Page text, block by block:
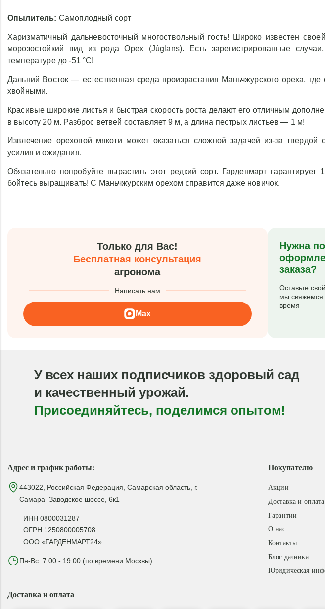
Опылитель: Самоплодный сорт
Харизматичный дальневосточный многоствольный гость! Широко известен
морозостойкий вид из рода Орех (Júglans). Есть зарегистрированные
температуре до -51 °С!
Дальний Восток — естественная среда произрастания Маньчжурского ореха,
хвойными.
Красивые широкие листья и быстрая скорость роста делают его отличным
в высоту 20 м. Разброс ветвей составляет 9 м, а длина пестрых листьев — 1 м!
Извлечение ореховой мякоти может оказаться сложной задачей из-за
усилия и ожидания.
Обязательно попробуйте вырастить этот редкий сорт. Гарденмарт гарантирует
бойтесь выращивать! С Маньчжурским орехом справится даже новичок.
Только для Вас!
Бесплатная консультация
агронома
Написать нам
Max
Нужна
заказа?
Оставьте
мы свяжемся
время
У всех наших подписчиков здоровый сад
и качественный урожай.
Присоединяйтесь, поделимся опытом!
Адрес и график работы:
443022, Российская Федерация, Самарская область, г.
Самара, Заводское шоссе, 6к1
ИНН 0800031287
ОГРН 1250800005708
ООО «ГАРДЕНМАРТ24»
Пн-Вс: 7:00 - 19:00 (по времени Москвы)
Покупателю
Акции
Доставка и оплата
Гарантии
О нас
Контакты
Блог дачника
Юридическая
Доставка и оплата